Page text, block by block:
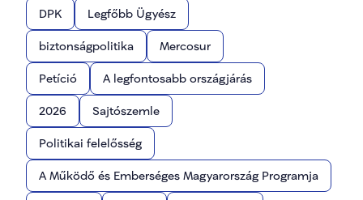
DPK Legfőbb Ügyész
biztonságpolitika Mercosur
Petíció A legfontosabb országjárás
2026 Sajtószemle
Politikai felelősség
A Működő és Emberséges Magyarország Programja